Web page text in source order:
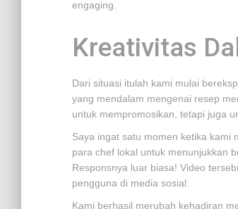
engaging.
Kreativitas
Dari situasi itulah kami mulai
yang mendalam mengenai resep
untuk mempromosikan, tetapi juga
Saya ingat satu momen ketika kami
para chef lokal untuk menunjukkan
Responsnya luar biasa! Video
pengguna di media sosial.
Kami berhasil merubah kehadiran